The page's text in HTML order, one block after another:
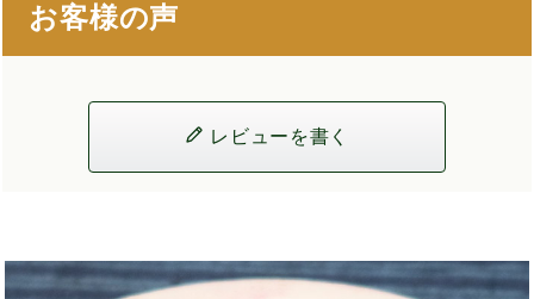
お客様の声
レビューを書く